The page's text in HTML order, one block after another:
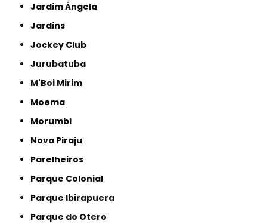
Jardim Ângela
Jardins
Jockey Club
Jurubatuba
M'Boi Mirim
Moema
Morumbi
Nova Piraju
Parelheiros
Parque Colonial
Parque Ibirapuera
Parque do Otero